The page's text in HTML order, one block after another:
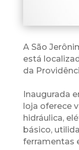
A São
está
da
Inaugurada
loja oferece
hidráulica,
básico,
ferramentas